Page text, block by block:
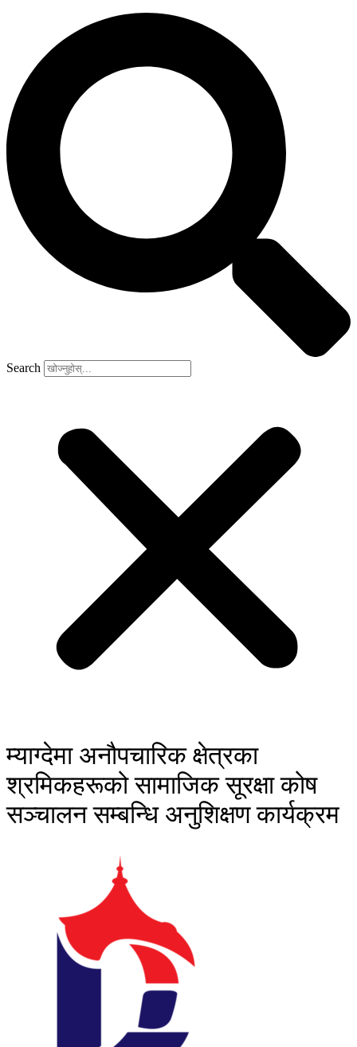
Search
म्याग्देमा अनौपचारिक क्षेत्रका
श्रमिकहरूको सामाजिक सूरक्षा कोष
सञ्चालन सम्बन्धि अनुशिक्षण कार्यक्रम